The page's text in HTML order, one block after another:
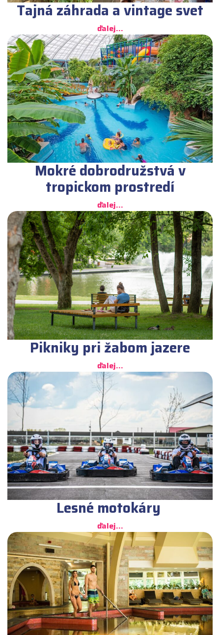
Tajná záhrada a vintage svet
ďalej...
Mokré dobrodružstvá v
tropickom prostredí
ďalej...
Pikniky pri žabom jazere
ďalej...
Lesné motokáry
ďalej...